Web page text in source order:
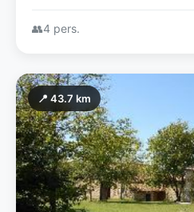
👥4 pers.
📍 43.7 km